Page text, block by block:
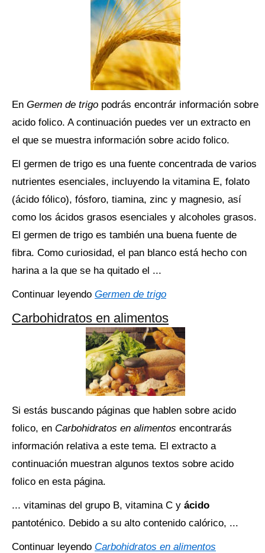
En Germen de trigo podrás encontrár información sobre
acido folico. A continuación puedes ver un extracto en
el que se muestra información sobre acido folico.
El germen de trigo es una fuente concentrada de varios
nutrientes esenciales, incluyendo la vitamina E, folato
(ácido fólico), fósforo, tiamina, zinc y magnesio, así
como los ácidos grasos esenciales y alcoholes grasos.
El germen de trigo es también una buena fuente de
fibra. Como curiosidad, el pan blanco está hecho con
harina a la que se ha quitado el ...
Continuar leyendo Germen de trigo
Carbohidratos en alimentos
Si estás buscando páginas que hablen sobre acido
folico, en Carbohidratos en alimentos encontrarás
información relativa a este tema. El extracto a
continuación muestran algunos textos sobre acido
folico en esta página.
... vitaminas del grupo B, vitamina C y ácido
pantoténico. Debido a su alto contenido calórico, ...
Continuar leyendo Carbohidratos en alimentos